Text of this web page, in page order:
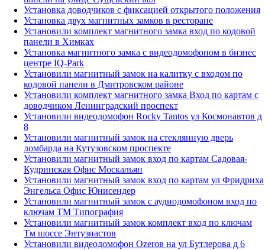
Установка доводчиков с фиксацией открытого положения
Установка двух магнитных замков в ресторане
Установили комплект магнитного замка вход по кодовой
панели в Химках
Установка магнитного замка с видеодомофоном в бизнес
центре IQ-Park
Установили магнитный замок на калитку с входом по
кодовой панели в Дмитровском районе
Установили комплект магнитного замка Вход по картам с
доводчиком Ленинградский проспект
Установили видеодомофон Rocky Tantos ул Космонавтов д
8
Установили магнитный замок на стеклянную дверь
ломбарда на Кутузовском проспекте
Установили магнитный замок вход по картам Садовая-
Кудринская Офис Москальян
Установили магнитный замок вход по картам ул Фридриха
Энгельса Офис Юнисендер
Установили магнитный замок с аудиодомофоном вход по
ключам ТМ Типография
Установили магнитный замок комплект вход по ключам
Тм шоссе Энтузиастов
Установили видеодомофон Ozeroв на ул Бутлерова д 6